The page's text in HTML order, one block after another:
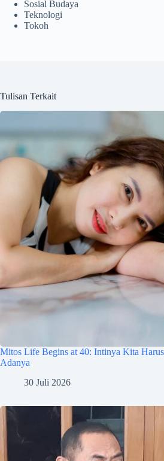
Sosial Budaya
Teknologi
Tokoh
Tulisan Terkait
Mitos Life Begins at 40: Intinya Kita
Adanya
30 Juli 2026